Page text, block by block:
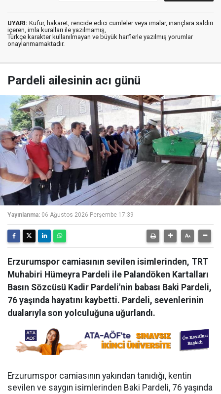
UYARI: Küfür, hakaret, rencide edici cümleler veya imalar, inançlara saldırı
içeren, imla kuralları ile yazılmamış,
Türkçe karakter kullanılmayan ve büyük harflerle yazılmış yorumlar
onaylanmamaktadır.
Pardeli ailesinin acı günü
Yayınlanma: 06 Ağustos 2026 Perşembe 17:39
Erzurumspor camiasının sevilen isimlerinden, TRT
Muhabiri Hümeyra Pardeli ile Palandöken Kartalları
Basın Sözcüsü Kadir Pardeli'nin babası Baki Pardeli,
76 yaşında hayatını kaybetti. Pardeli, sevenlerinin
dualarıyla son yolculuğuna uğurlandı.
Erzurumspor camiasının yakından tanıdığı, kentin
sevilen ve saygın isimlerinden Baki Pardeli, 76 yaşında